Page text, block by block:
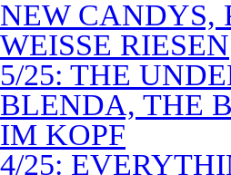
NEW CANDYS,
WEISSE RIESEN
5/25: THE
BLENDA, THE
IM KOPF
4/25: